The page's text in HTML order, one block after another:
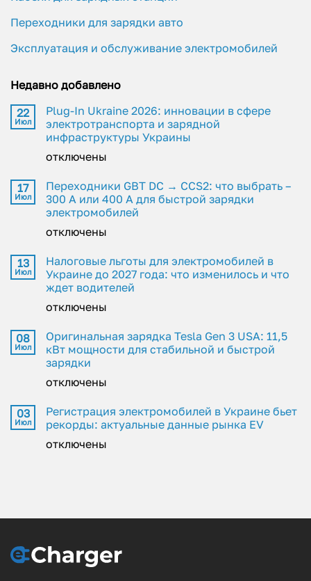
Переходники для зарядки авто
Эксплуатация и обслуживание электромобилей
Недавно добавлено
22
Июл
Plug-In Ukraine 2026: инновации в сфере
электротранспорта и зарядной
инфраструктуры Украины
отключены
17
Июл
Переходники GBT DC → CCS2: что выбрать –
300 А или 400 А для быстрой зарядки
электромобилей
отключены
13
Июл
Налоговые льготы для электромобилей в
Украине до 2027 года: что изменилось и что
ждет водителей
отключены
08
Июл
Оригинальная зарядка Tesla Gen 3 USA: 11,5
кВт мощности для стабильной и быстрой
зарядки
отключены
03
Июл
Регистрация электромобилей в Украине бьет
рекорды: актуальные данные рынка EV
отключены